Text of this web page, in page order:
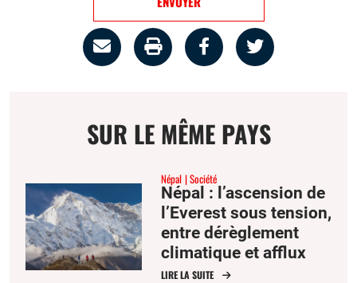
Partage
par
ImprimerPartager
sur
Partager
SUR LE MÊME PAYS
Népal Société
Népal : l’ascension de
l’Everest sous tension,
entre dérèglement
climatique et afflux
d’alpinistes
LIRE LA SUITE